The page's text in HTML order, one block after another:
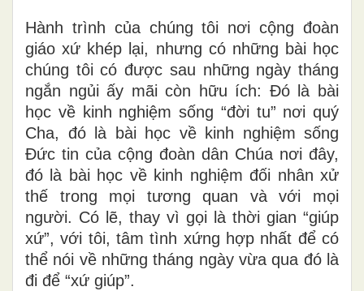
Hành trình của chúng tôi nơi cộng đoàn
giáo xứ khép lại, nhưng có những bài học
chúng tôi có được sau những ngày tháng
ngắn ngủi ấy mãi còn hữu ích: Đó là bài
học về kinh nghiệm sống “đời tu” nơi quý
Cha, đó là bài học về kinh nghiệm sống
Đức tin của cộng đoàn dân Chúa nơi đây,
đó là bài học về kinh nghiệm đối nhân xử
thế trong mọi tương quan và với mọi
người. Có lẽ, thay vì gọi là thời gian “giúp
xứ”, với tôi, tâm tình xứng hợp nhất để có
thể nói về những tháng ngày vừa qua đó là
đi để “xứ giúp”.